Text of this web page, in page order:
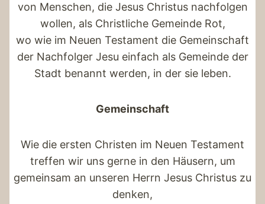
von Menschen, die Jesus Christus nachfolgen
wollen, als Christliche Gemeinde Rot,
wo wie im Neuen Testament die Gemeinschaft
der Nachfolger Jesu einfach als Gemeinde der
Stadt benannt werden, in der sie leben.
Gemeinschaft
Wie die ersten Christen im Neuen Testament
treffen wir uns gerne in den Häusern, um
gemeinsam an unseren Herrn Jesus Christus zu
denken,